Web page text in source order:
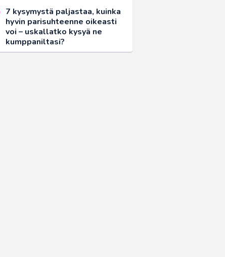
7 kysymystä paljastaa, kuinka
hyvin parisuhteenne oikeasti
voi – uskallatko kysyä ne
kumppaniltasi?